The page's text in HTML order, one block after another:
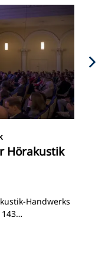
Hörakustik
Handwerks